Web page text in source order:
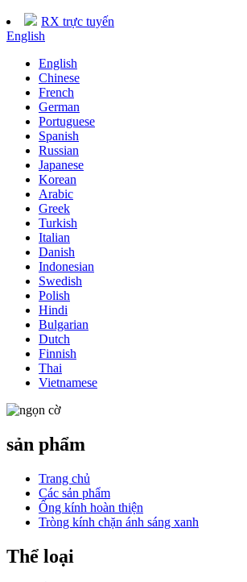
RX trực tuyến
English
English
Chinese
French
German
Portuguese
Spanish
Russian
Japanese
Korean
Arabic
Greek
Turkish
Italian
Danish
Indonesian
Swedish
Polish
Hindi
Bulgarian
Dutch
Finnish
Thai
Vietnamese
sản phẩm
Trang chủ
Các sản phẩm
Ống kính hoàn thiện
Tròng kính chặn ánh sáng xanh
Thể loại